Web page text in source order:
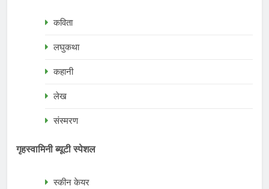
कविता
लघुकथा
कहानी
लेख
संस्मरण
गृहस्वामिनी ब्यूटी स्पेशल
स्कीन केयर